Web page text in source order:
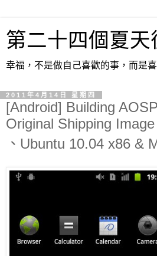
第二十四個夏天
幸福，不是做自己喜歡的事，而是
2011年4月14日 星期四
[Android] Building
Original Shipping
、Ubuntu 10.04 x86 &